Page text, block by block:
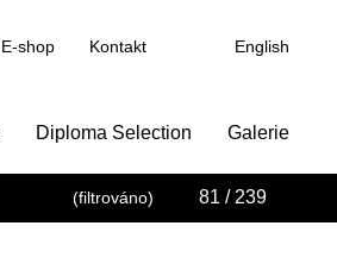
E-shop Kontakt English
Diploma Selection Galerie
(filtrováno) 81 / 239